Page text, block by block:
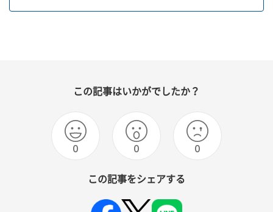
この記事はいかがでしたか？
0 0 0
この記事をシェアする